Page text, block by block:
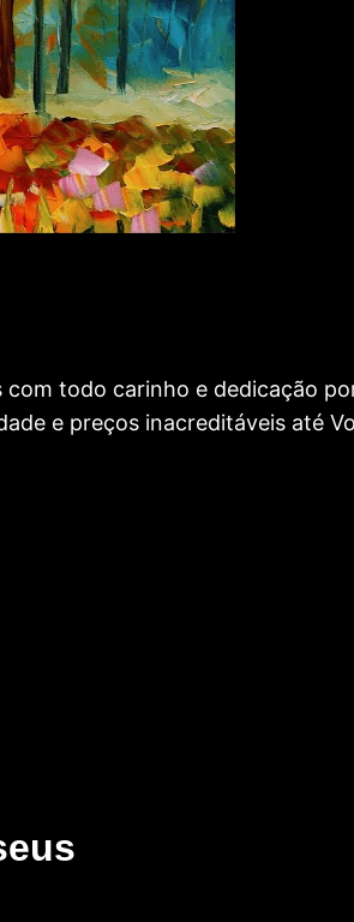
todo carinho e dedicação
e preços inacreditáveis até